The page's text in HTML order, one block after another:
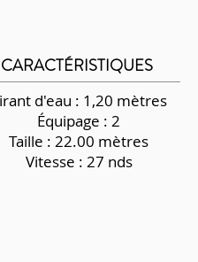
CARACTÉRISTIQUES
d'eau : 1,20 mètres
Équipage : 2
Taille : 22.00 mètres
Vitesse : 27 nds